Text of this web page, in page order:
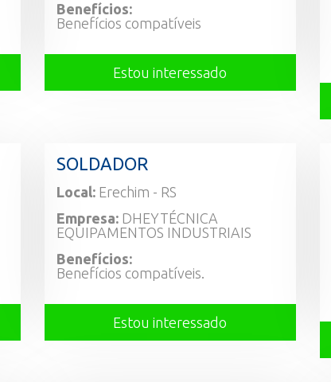
Benefícios:
Benefícios compatíveis
Estou interessado
SOLDADOR
Local: Erechim - RS
Empresa: DHEYTÉCNICA
EQUIPAMENTOS INDUSTRIAIS
Benefícios:
Benefícios compatíveis.
Estou interessado